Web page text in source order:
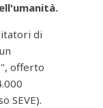
di
offerto
SEVE).